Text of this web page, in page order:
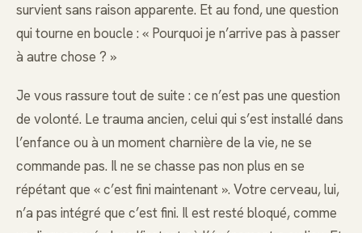
survient sans raison apparente. Et au fond, une question
qui tourne en boucle : « Pourquoi je n’arrive pas à passer
à autre chose ? »
Je vous rassure tout de suite : ce n’est pas une question
de volonté. Le trauma ancien, celui qui s’est installé dans
l’enfance ou à un moment charnière de la vie, ne se
commande pas. Il ne se chasse pas non plus en se
répétant que « c’est fini maintenant ». Votre cerveau, lui,
n’a pas intégré que c’est fini. Il est resté bloqué, comme